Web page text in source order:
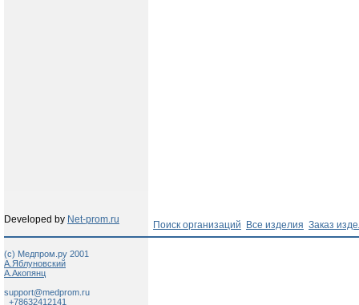
Developed by Net-prom.ru Поиск организаций Все изделия Заказ
(c) Медпром.ру 2001
А.Яблуновский
А.Акопянц
support@medprom.ru
+78632412141